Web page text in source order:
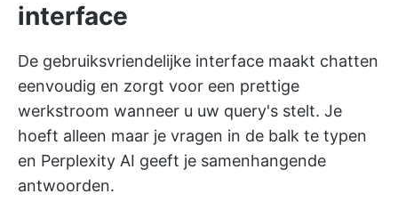
interface
De gebruiksvriendelijke interface maakt chatten
eenvoudig en zorgt voor een prettige
werkstroom wanneer u uw query's stelt. Je
hoeft alleen maar je vragen in de balk te typen
en Perplexity AI geeft je samenhangende
antwoorden.